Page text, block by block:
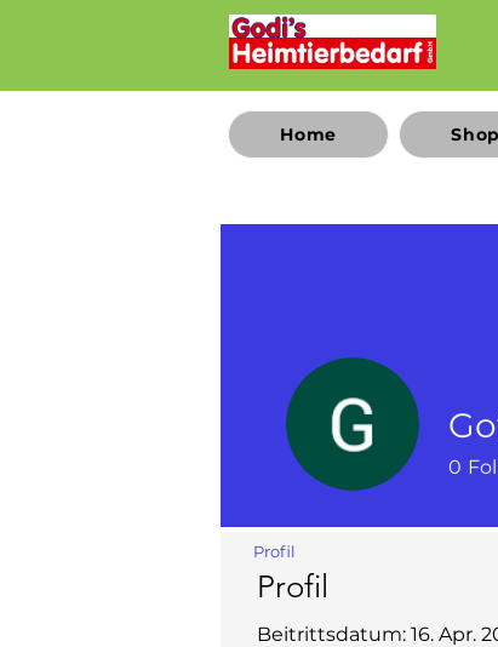
Home Shop
Profil
Beitrittsdatum: 16. Apr.
0
Profil